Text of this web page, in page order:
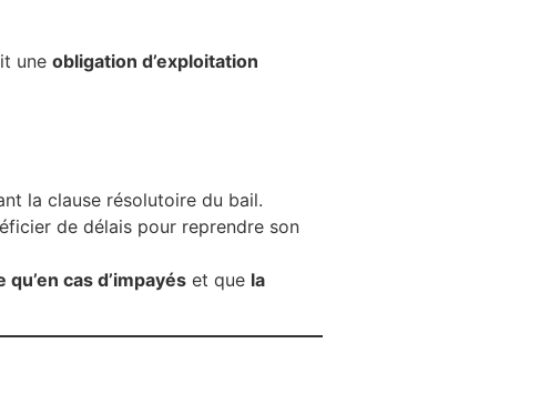
une obligation d’exploitation
la clause résolutoire du bail.
de délais pour reprendre son
cas d’impayés et que la